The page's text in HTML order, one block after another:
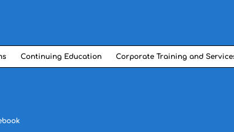
Continuing Education Corporate Training and